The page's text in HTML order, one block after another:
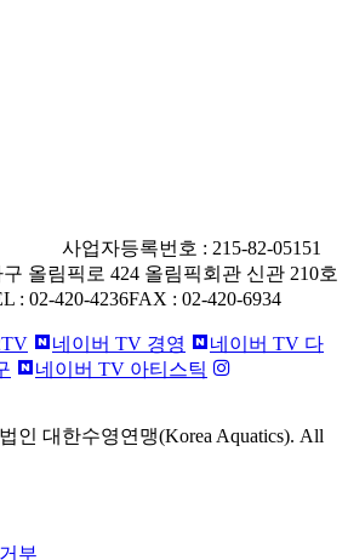
사업자등록번호 : 215-82-05151
올림픽로 424 올림픽회관 신관 210호
: 02-420-4236FAX : 02-420-6934
네이버 TV 경영
네이버 TV 다
네이버 TV 아티스틱
인 대한수영연맹(Korea Aquatics). All
부